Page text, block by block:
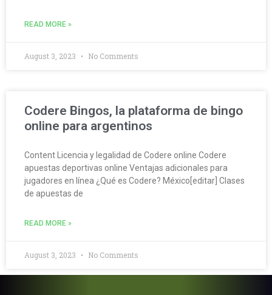
READ MORE »
August 3, 2023 No Comments
Codere Bingos, la plataforma de bingo
online para argentinos
Content Licencia y legalidad de Codere online Codere
apuestas deportivas online Ventajas adicionales para
jugadores en línea ¿Qué es Codere? México[editar] Clases
de apuestas de
READ MORE »
August 3, 2023 No Comments